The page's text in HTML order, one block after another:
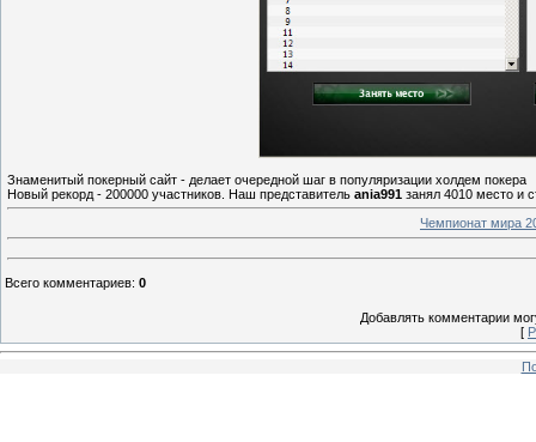
Знаменитый покерный сайт - делает очередной шаг в популяризации холдем покера
Новый рекорд - 200000 участников. Наш представитель ania991 занял 4010 место и
Чемпионат мира
Всего комментариев: 0
Добавлять комментарии
[